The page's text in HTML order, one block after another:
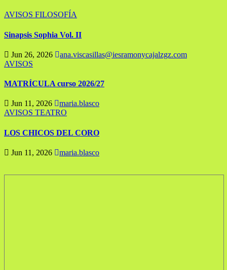
AVISOS FILOSOFÍA
Sinapsis Sophia Vol. II
Jun 26, 2026
ana.viscasillas@iesramonycajalzgz.com
AVISOS
MATRÍCULA curso 2026/27
Jun 11, 2026
maria.blasco
AVISOS TEATRO
LOS CHICOS DEL CORO
Jun 11, 2026 maria.blasco